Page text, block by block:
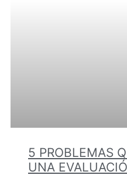
5 PROBLEMAS
UNA